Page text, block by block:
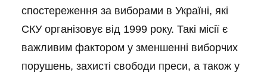
спостереження за виборами в Україні, які
СКУ організовує від 1999 року. Такі місії є
важливим фактором у зменшенні виборчих
порушень, захисті свободи преси, а також у